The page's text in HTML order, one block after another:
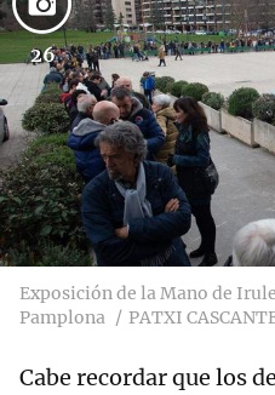
26
Exposición de la Mano de
Pamplona
PATXI
Cabe recordar que los